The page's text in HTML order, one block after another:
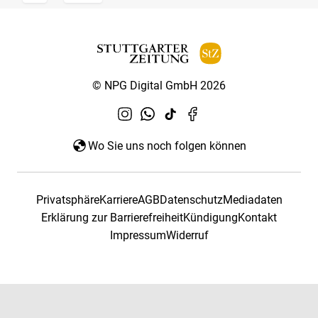
© NPG Digital GmbH 2026
Wo Sie uns noch folgen können
PrivatsphäreKarriereAGBDatenschutzMediadaten
Erklärung zur BarrierefreiheitKündigungKontakt
ImpressumWiderruf